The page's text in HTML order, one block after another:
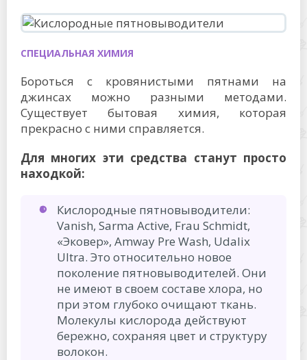
СПЕЦИАЛЬНАЯ ХИМИЯ
Бороться с кровянистыми пятнами на
джинсах можно разными методами.
Существует бытовая химия, которая
прекрасно с ними справляется.
Для многих эти средства станут просто
находкой:
Кислородные пятновыводители:
Vanish, Sarma Active, Frau Schmidt,
«Эковер», Amway Pre Wash, Udalix
Ultra. Это относительно новое
поколение пятновыводителей. Они
не имеют в своем составе хлора, но
при этом глубоко очищают ткань.
Молекулы кислорода действуют
бережно, сохраняя цвет и структуру
волокон.